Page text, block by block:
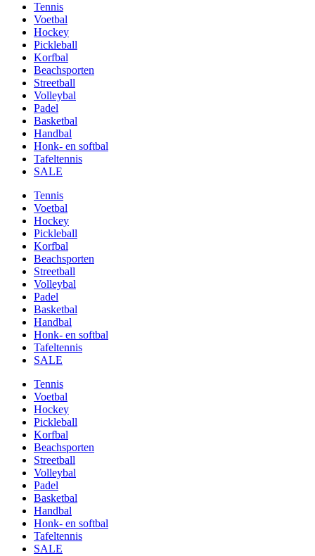
Tennis
Voetbal
Hockey
Pickleball
Korfbal
Beachsporten
Streetball
Volleybal
Padel
Basketbal
Handbal
Honk- en softbal
Tafeltennis
SALE
Tennis
Voetbal
Hockey
Pickleball
Korfbal
Beachsporten
Streetball
Volleybal
Padel
Basketbal
Handbal
Honk- en softbal
Tafeltennis
SALE
Tennis
Voetbal
Hockey
Pickleball
Korfbal
Beachsporten
Streetball
Volleybal
Padel
Basketbal
Handbal
Honk- en softbal
Tafeltennis
SALE